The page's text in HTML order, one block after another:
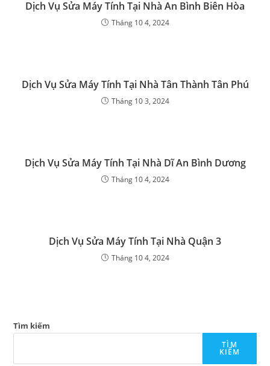
Dịch Vụ Sửa Máy Tính Tại Nhà An Bình Biên Hòa
Tháng 10 4, 2024
Dịch Vụ Sửa Máy Tính Tại Nhà Tân Thành Tân Phú
Tháng 10 3, 2024
Dịch Vụ Sửa Máy Tính Tại Nhà Dĩ An Bình Dương
Tháng 10 4, 2024
Dịch Vụ Sửa Máy Tính Tại Nhà Quận 3
Tháng 10 4, 2024
Tìm kiếm
TÌM
KIẾM